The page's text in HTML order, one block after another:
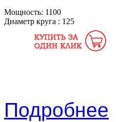
Мощность: 1100
Диаметр круга : 125
Подробнее